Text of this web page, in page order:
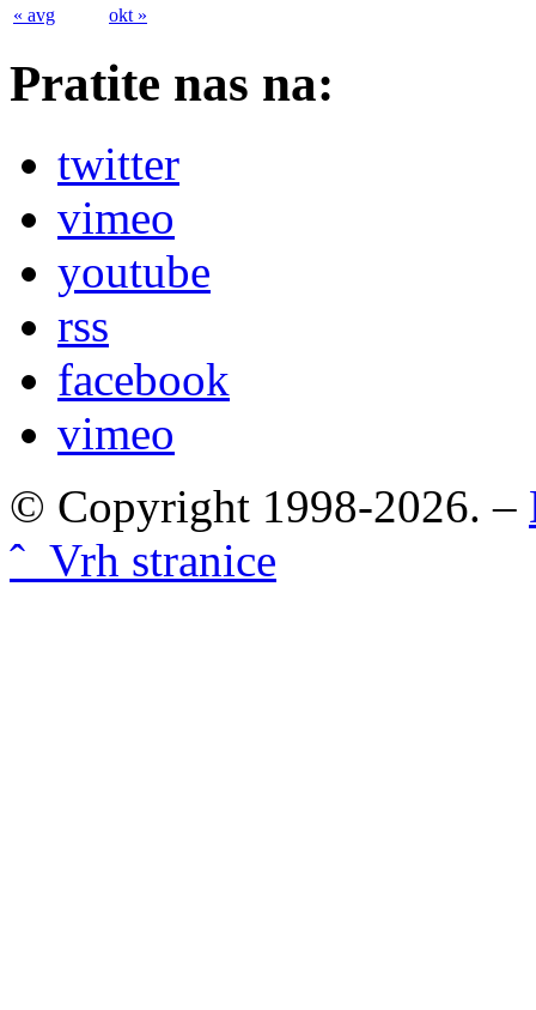
« avg okt »
Pratite nas na:
twitter
vimeo
youtube
rss
facebook
vimeo
© Copyright 1998-2026. –
ˆ Vrh stranice